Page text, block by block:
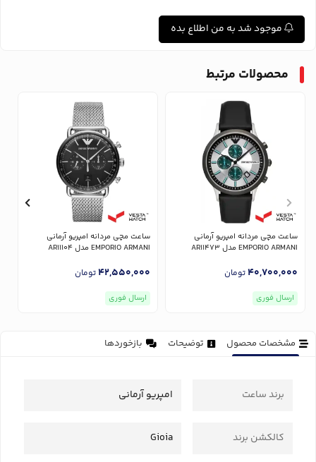
موجود شد به من اطلاع بده
محصولات مرتبط
ساعت مچی مردانه امپریو آرمانی
EMPORIO ARMANI مدل AR11473
40,700,000تومان
ارسال فوری
ساعت مچی مردانه امپریو آرمانی
EMPORIO ARMANI مدل AR11104
42,550,000تومان
ارسال فوری
مشخصات محصول توضیحات بازخوردها
برند ساعت امپریو آرمانی
کالکشن برند Gioia